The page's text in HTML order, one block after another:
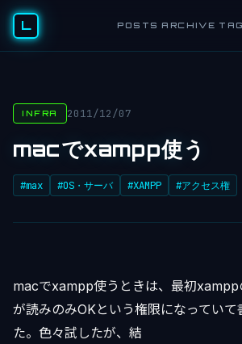
L POSTS ARCHIVE
INFRA 2011/12/07
macでxampp使う
#max #OS・サーバ #XAMPP #アクセス権
macでxampp使うときは、最初
が読みのみOKという権限になっていて
た。色々試したが、結